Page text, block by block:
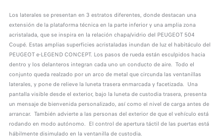
Los laterales se presentan en 3 estratos diferentes, donde destacan una
extensión de la plataforma técnica en la parte inferior y una amplia zona
acristalada, que se inspira en la relación chapa/vidrio del PEUGEOT 504
Coupé. Estas amplias superficies acristaladas inundan de luz el habitáculo del
PEUGEOT e-LEGEND CONCEPT. Los pasos de rueda están esculpidos hacia
dentro y los delanteros integran cada uno un conducto de aire. Todo el
conjunto queda realzado por un arco de metal que circunda las ventanillas
laterales, y pone de relieve la luneta trasera enmarcada y facetizada. Una
pantalla visible desde el exterior, bajo la luneta de custodia trasera, presenta
un mensaje de bienvenida personalizado, así como el nivel de carga antes de
arrancar. También advierte a las personas del exterior de que el vehículo está
rodando en modo autónomo. El control de apertura táctil de las puertas está
hábilmente disimulado en la ventanilla de custodia.